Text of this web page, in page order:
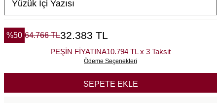
%50 64.766TL32.383 TL
PEŞİN FİYATINA10.794 TL x 3 Taksit
Ödeme Seçenekleri
SEPETE EKLE